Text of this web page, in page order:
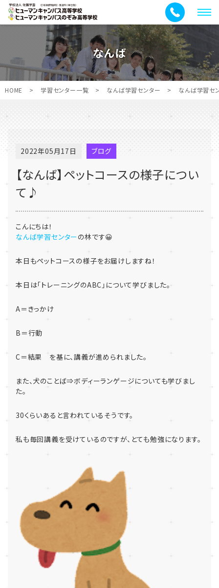
メ
ニ
ュ
ー
なんば
HOME > 学習センター一覧 > なんば学習センター > なんば学習セ
2022年05月17日 ブログ
【なんば】ペットコースの様子につい
て♪
こんにちは！
なんば学習センターの林です😀
本日もペットコースの様子をお届けしますね！
本日は「トレーニングのABC」について学びました。
A＝きっかけ
B＝行動
C＝結果 を基に、講義が進められました。
また、犬のことば⇒ボディーランゲージについても学びまし
た。
30くらいあると言われているそうです。
私も毎回講義を受けているのですが、とても勉強になります。